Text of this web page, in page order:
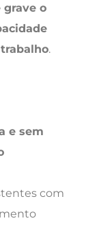
grave o
.
e sem
com